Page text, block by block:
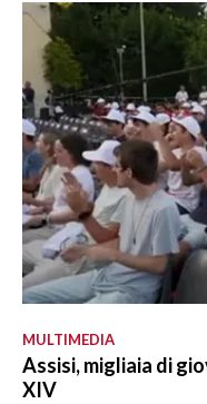
MULTIMEDIA
Assisi, migliaia di
XIV